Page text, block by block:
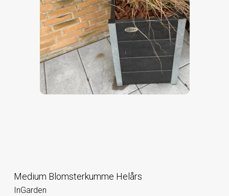
Medium Blomsterkumme Helårs
InGarden